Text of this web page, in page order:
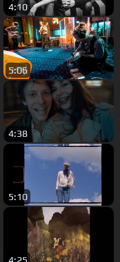
4:10
5:06
4:38
5:10
4:25